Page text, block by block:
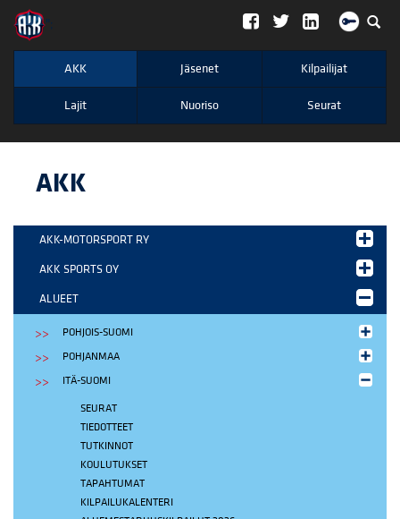
";
AKK Jäsenet Kilpailijat
Lajit Nuoriso Seurat
AKK
AKK-MOTORSPORT RY
AKK SPORTS OY
ALUEET
POHJOIS-SUOMI
POHJANMAA
ITÄ-SUOMI
SEURAT
TIEDOTTEET
TUTKINNOT
KOULUTUKSET
TAPAHTUMAT
KILPAILUKALENTERI